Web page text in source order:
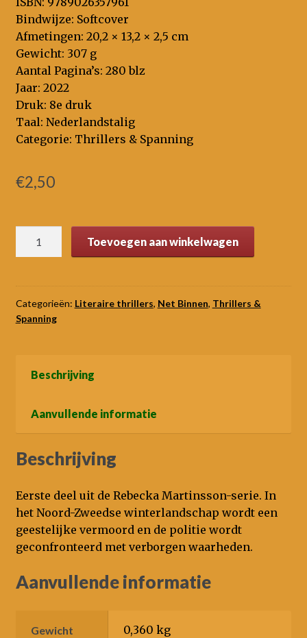
Bindwijze: Softcover
Afmetingen: 20,2 × 13,2 × 2,5 cm
Gewicht: 307 g
Aantal Pagina’s: 280 blz
Jaar: 2022
Druk: 8e druk
Taal: Nederlandstalig
Categorie: Thrillers & Spanning
€2,50
Toevoegen aan winkelwagen
Categorieën: Literaire thrillers, Net Binnen, Thrillers &
Spanning
Beschrijving
Aanvullende informatie
Beschrijving
Eerste deel uit de Rebecka Martinsson-serie. In
het Noord-Zweedse winterlandschap wordt een
geestelijke vermoord en de politie wordt
geconfronteerd met verborgen waarheden.
Aanvullende informatie
Gewicht 0,360 kg